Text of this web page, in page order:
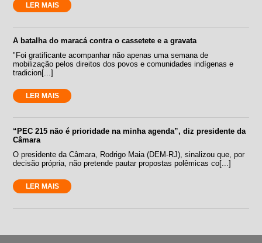
LER MAIS
A batalha do maracá contra o cassetete e a gravata
"Foi gratificante acompanhar não apenas uma semana de
mobilização pelos direitos dos povos e comunidades indígenas e
tradicion[...]
LER MAIS
“PEC 215 não é prioridade na minha agenda”, diz presidente da
Câmara
O presidente da Câmara, Rodrigo Maia (DEM-RJ), sinalizou que, por
decisão própria, não pretende pautar propostas polêmicas co[...]
LER MAIS